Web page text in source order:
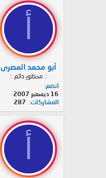
أبو محمد المصرى
:: محظور دائم ::
انضم
16 ديسمبر 2007
المشاركات
287